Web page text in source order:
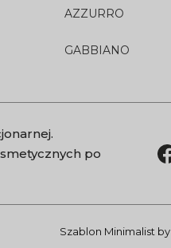
AZZURRO
GABBIANO
po
Szablon Minimalist by